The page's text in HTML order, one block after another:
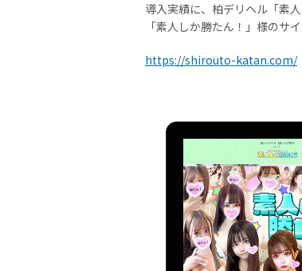
導入実績に、柏デリヘル「素
「素人しか勝たん！」様のサ
https://shirouto-katan.com/